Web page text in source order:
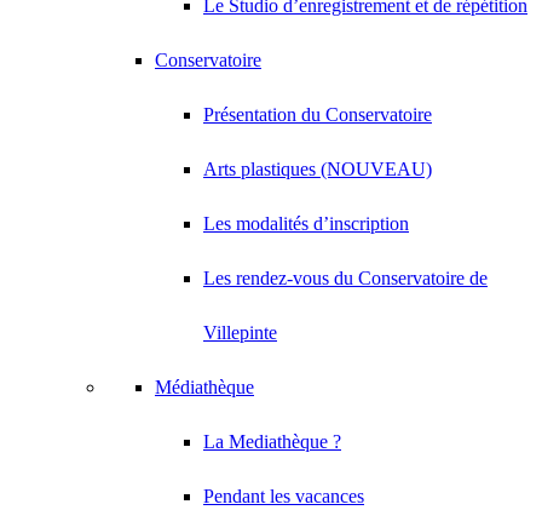
Le Studio d’enregistrement et de répétition
Conservatoire
Présentation du Conservatoire
Arts plastiques (NOUVEAU)
Les modalités d’inscription
Les rendez-vous du Conservatoire de
Villepinte
Médiathèque
La Mediathèque ?
Pendant les vacances